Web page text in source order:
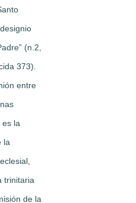
(n.2,
373).
entre
es la
la
trinitaria
de la